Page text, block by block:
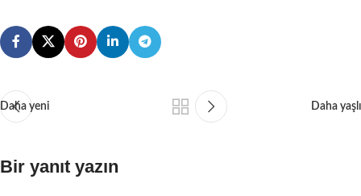
Daha yeni Daha yaşlı
Bir yanıt yazın